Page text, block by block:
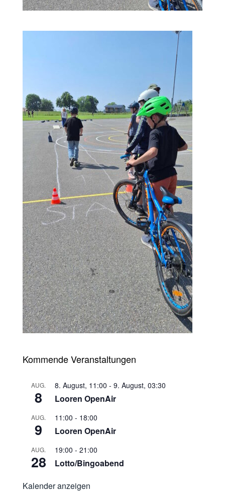
Kommende Veranstaltungen
AUG.
8
8. August, 11:00 - 9. August, 03:30
Looren OpenAir
AUG.
9
11:00 - 18:00
Looren OpenAir
AUG.
28
19:00 - 21:00
Lotto/Bingoabend
Kalender anzeigen